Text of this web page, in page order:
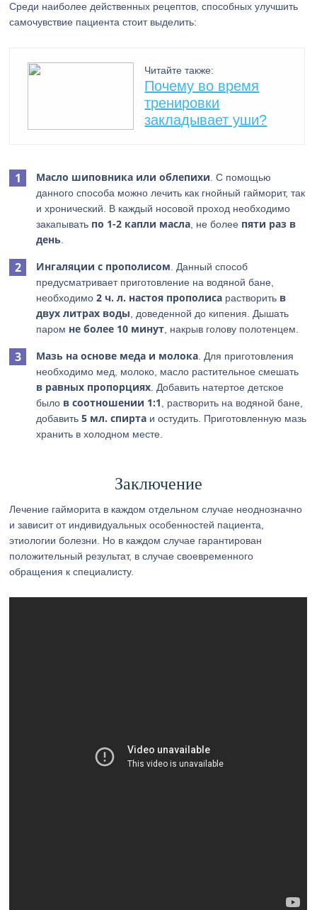
Среди наиболее действенных рецептов, способных улучшить
самочувствие пациента стоит выделить:
Читайте также:
Почему во время
тренировки
закладывает уши?
Масло шиповника или облепихи . С помощью
данного способа можно лечить как гнойный гайморит, так
и хронический. В каждый носовой проход необходимо
закапывать по 1-2 капли масла , не более пяти раз в
день
Ингаляции с прополисом . Данный способ
предусматривает приготовление на водяной бане,
необходимо2 ч. л. настоя прополиса растворить в
двух литрах воды , доведенной до кипения. Дышать
паром не более 10 минут , накрыв голову полотенцем.
Мазь на основе меда и молока . Для приготовления
необходимо мед, молоко, масло растительное смешать
в равных пропорциях . Добавить натертое детское
было в соотношении 1:1
, растворить на водяной бане,
добавить5 мл. спирта и остудить. Приготовленную мазь
хранить в холодном месте.
Заключение
Лечение гайморита в каждом отдельном случае неоднозначно
и зависит от индивидуальных особенностей пациента,
этиологии болезни. Но в каждом случае гарантирован
положительный результат, в случае своевременного
обращения к специалисту.